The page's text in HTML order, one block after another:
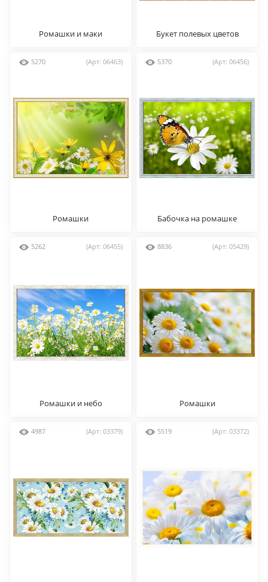
Ромашки и маки Букет полевых цветов
5270 (Арт: 06463)
Ромашки
5370 (Арт: 06456)
Бабочка на ромашке
5262 (Арт: 06455)
Ромашки и небо
8836 (Арт: 05429)
Ромашки
4987 (Арт: 03379) 5519 (Арт: 03372)